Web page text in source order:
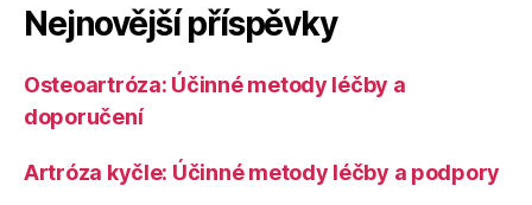
Nejnovější příspěvky
Osteoartróza: Účinné metody léčby a
doporučení
Artróza kyčle: Účinné metody léčby a podpory